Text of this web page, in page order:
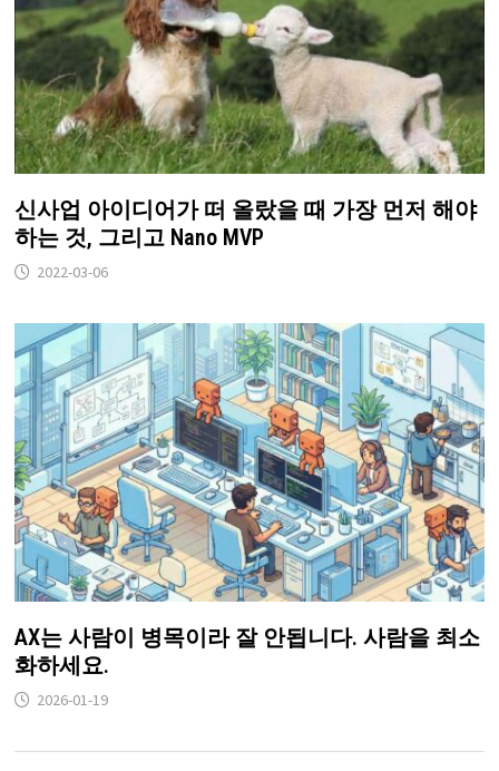
신사업 아이디어가 떠 올랐을 때 가장 먼저 해야
하는 것, 그리고 Nano MVP
2022-03-06
AX는 사람이 병목이라 잘 안됩니다. 사람을 최소
화하세요.
2026-01-19